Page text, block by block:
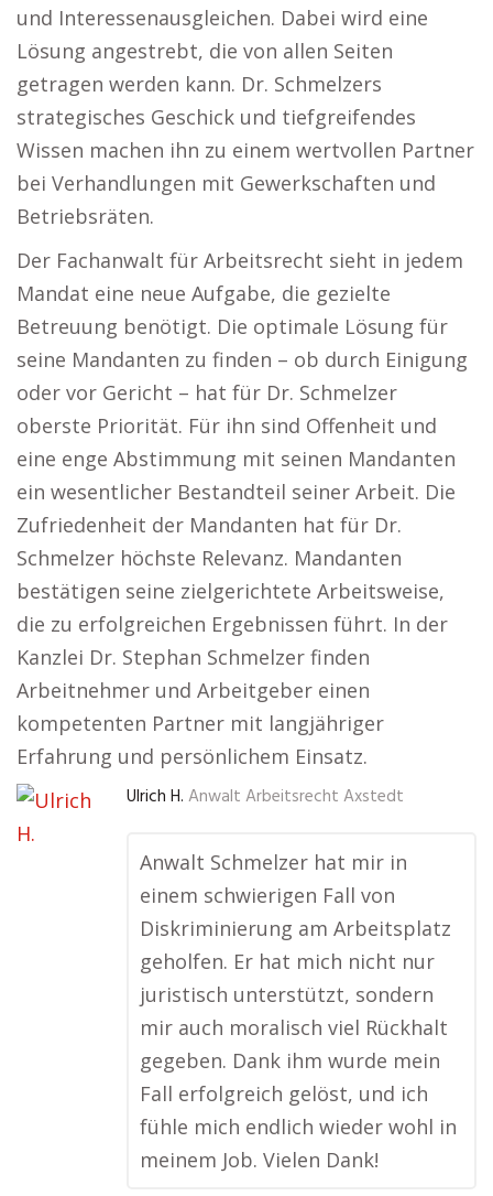
und Interessenausgleichen. Dabei wird eine
Lösung angestrebt, die von allen Seiten
getragen werden kann. Dr. Schmelzers
strategisches Geschick und tiefgreifendes
Wissen machen ihn zu einem wertvollen Partner
bei Verhandlungen mit Gewerkschaften und
Betriebsräten.
Der Fachanwalt für Arbeitsrecht sieht in jedem
Mandat eine neue Aufgabe, die gezielte
Betreuung benötigt. Die optimale Lösung für
seine Mandanten zu finden – ob durch Einigung
oder vor Gericht – hat für Dr. Schmelzer
oberste Priorität. Für ihn sind Offenheit und
eine enge Abstimmung mit seinen Mandanten
ein wesentlicher Bestandteil seiner Arbeit. Die
Zufriedenheit der Mandanten hat für Dr.
Schmelzer höchste Relevanz. Mandanten
bestätigen seine zielgerichtete Arbeitsweise,
die zu erfolgreichen Ergebnissen führt. In der
Kanzlei Dr. Stephan Schmelzer finden
Arbeitnehmer und Arbeitgeber einen
kompetenten Partner mit langjähriger
Erfahrung und persönlichem Einsatz.
Ulrich H. Anwalt Arbeitsrecht Axstedt
Anwalt Schmelzer hat mir in
einem schwierigen Fall von
Diskriminierung am Arbeitsplatz
geholfen. Er hat mich nicht nur
juristisch unterstützt, sondern
mir auch moralisch viel Rückhalt
gegeben. Dank ihm wurde mein
Fall erfolgreich gelöst, und ich
fühle mich endlich wieder wohl in
meinem Job. Vielen Dank!